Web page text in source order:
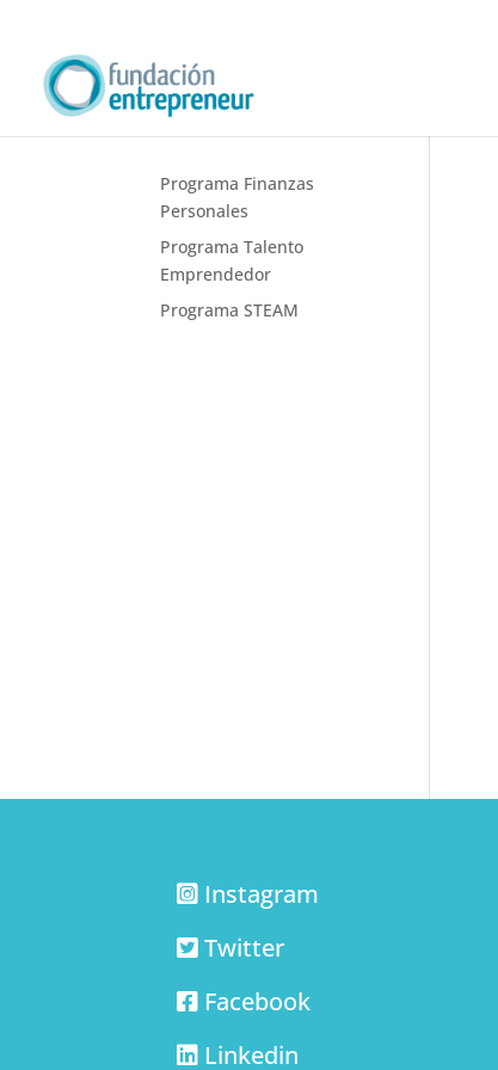
Programa Finanzas
Personales
Programa Talento
Emprendedor
Programa STEAM
Instagram
Twitter
Facebook
Linkedin